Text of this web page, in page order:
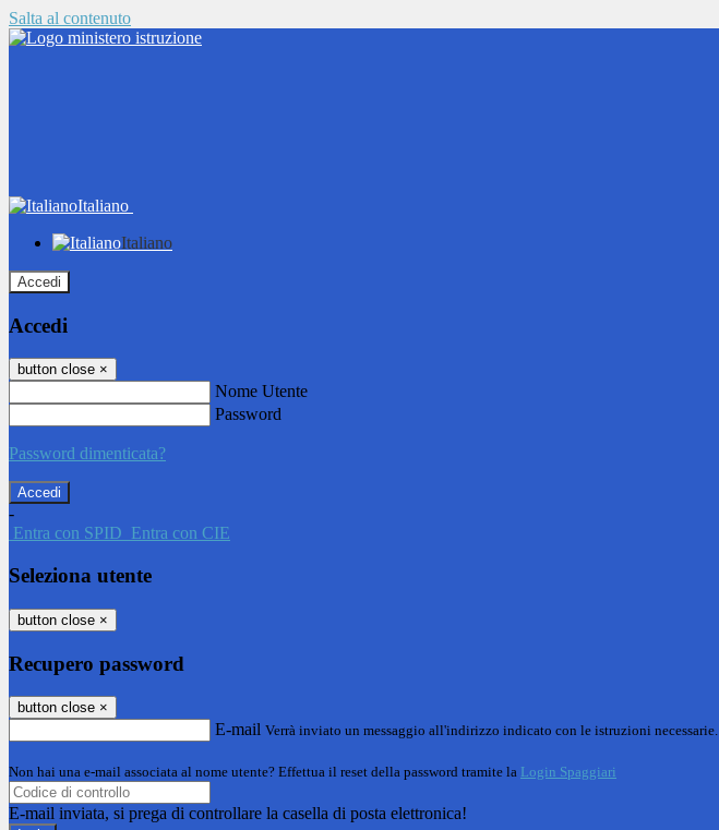
Salta al contenuto
Italiano
Italiano
Accedi
Accedi
button close ×
Nome Utente
Password
Password dimenticata?
-
Entra con SPID Entra con CIE
Seleziona utente
button close ×
Recupero password
button close ×
E-mail Verrà inviato un messaggio all'indirizzo indicato con le istruzioni necessarie.
Non hai una e-mail associata al nome utente? Effettua il reset della password tramite la Login Spaggiari
E-mail inviata, si prega di controllare la casella di posta elettronica!